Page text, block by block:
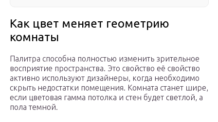
Как цвет меняет геометрию
комнаты
Палитра способна полностью изменить зрительное
восприятие пространства. Это свойство её свойство
активно используют дизайнеры, когда необходимо
скрыть недостатки помещения. Комната станет шире,
если цветовая гамма потолка и стен будет светлой, а
пола темной.